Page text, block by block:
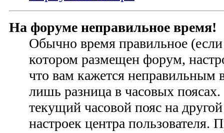
На форуме неправильное время!
Обычно время правильное (если
котором размещен форум,
что вам кажется неправильным
лишь разница в часовых
текущий часовой пояс на
настроек центра пользователя.